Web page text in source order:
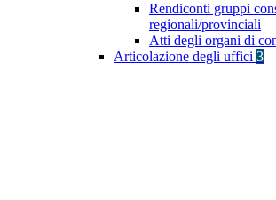
Rendiconti gruppi
regionali/provinciali
Atti degli organi di
Articolazione degli uffici 3